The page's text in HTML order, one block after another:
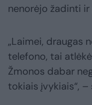
nenorėjo žadinti
„Laimei, draugas
telefono, tai
Žmonos dabar
tokiais įvykiais“, –